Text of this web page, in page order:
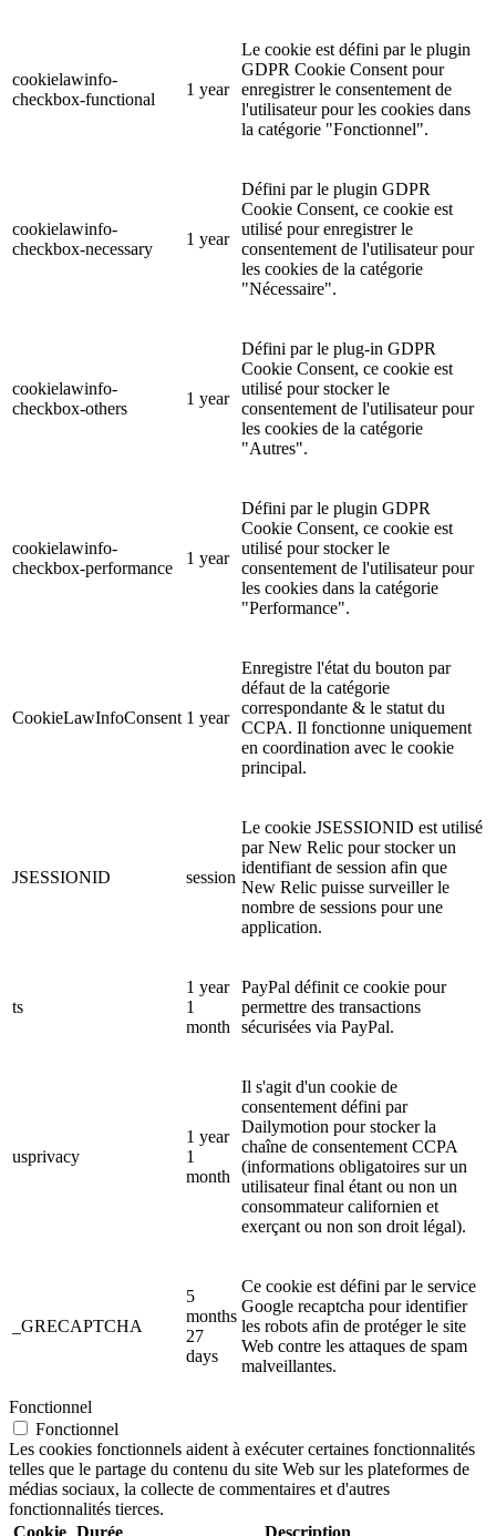
cookielawinfo-
checkbox-functional
1 year
Le cookie est défini par le plugin
GDPR Cookie Consent pour
enregistrer le consentement de
l'utilisateur pour les cookies dans
la catégorie "Fonctionnel".
cookielawinfo-
checkbox-necessary
1 year
Défini par le plugin GDPR
Cookie Consent, ce cookie est
utilisé pour enregistrer le
consentement de l'utilisateur pour
les cookies de la catégorie
"Nécessaire".
cookielawinfo-
checkbox-others
1 year
Défini par le plug-in GDPR
Cookie Consent, ce cookie est
utilisé pour stocker le
consentement de l'utilisateur pour
les cookies de la catégorie
"Autres".
cookielawinfo-
checkbox-performance
1 year
Défini par le plugin GDPR
Cookie Consent, ce cookie est
utilisé pour stocker le
consentement de l'utilisateur pour
les cookies dans la catégorie
"Performance".
CookieLawInfoConsent 1 year
Enregistre l'état du bouton par
défaut de la catégorie
correspondante & le statut du
CCPA. Il fonctionne uniquement
en coordination avec le cookie
principal.
JSESSIONID session
Le cookie JSESSIONID est utilisé
par New Relic pour stocker un
identifiant de session afin que
New Relic puisse surveiller le
nombre de sessions pour une
application.
ts
1 year
1
month
PayPal définit ce cookie pour
permettre des transactions
sécurisées via PayPal.
usprivacy
1 year
1
month
Il s'agit d'un cookie de
consentement défini par
Dailymotion pour stocker la
chaîne de consentement CCPA
(informations obligatoires sur un
utilisateur final étant ou non un
consommateur californien et
exerçant ou non son droit légal).
_GRECAPTCHA
5
months
27
days
Ce cookie est défini par le service
Google recaptcha pour identifier
les robots afin de protéger le site
Web contre les attaques de spam
malveillantes.
Fonctionnel
Fonctionnel
Les cookies fonctionnels aident à exécuter certaines fonctionnalités
telles que le partage du contenu du site Web sur les plateformes de
médias sociaux, la collecte de commentaires et d'autres
fonctionnalités tierces.
Cookie Durée Description